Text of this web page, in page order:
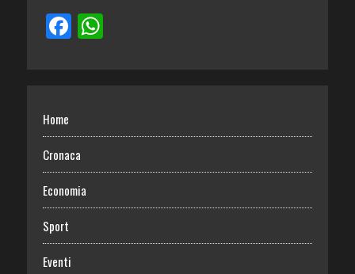
Home
Cronaca
Economia
Sport
Eventi